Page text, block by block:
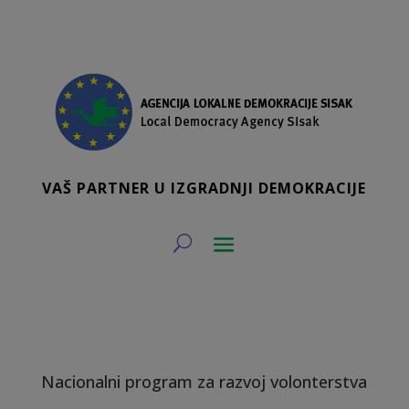
VAŠ PARTNER U IZGRADNJI DEMOKRACIJE
Nacionalni program za razvoj volonterstva